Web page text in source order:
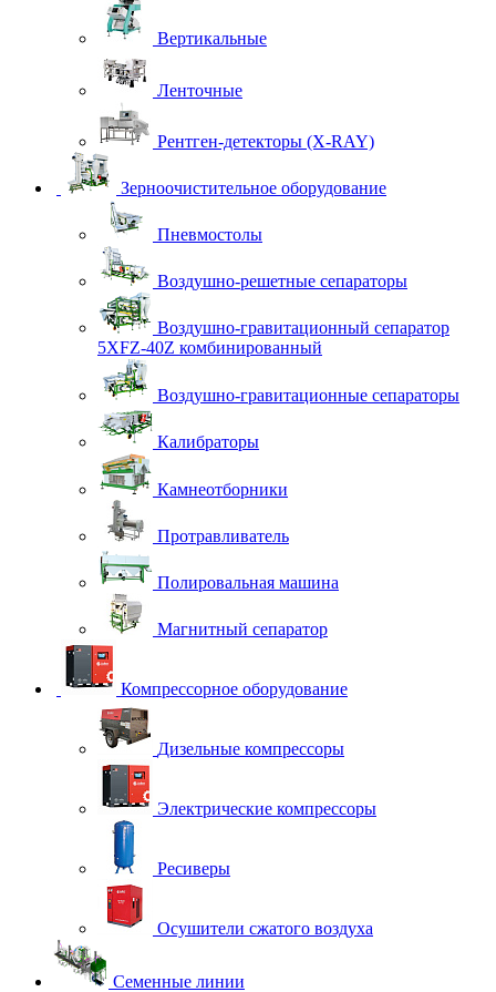
Вертикальные
Ленточные
Рентген-детекторы (X-RAY)
Зерноочистительное оборудование
Пневмостолы
Воздушно-решетные сепараторы
Воздушно-гравитационный сепаратор
5XFZ-40Z комбинированный
Воздушно-гравитационные сепараторы
Калибраторы
Камнеотборники
Протравливатель
Полировальная машина
Магнитный сепаратор
Компрессорное оборудование
Дизельные компрессоры
Электрические компрессоры
Ресиверы
Осушители сжатого воздуха
Семенные линии